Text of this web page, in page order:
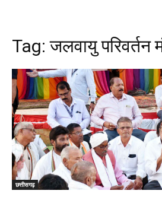
Tag:जलवायु परिवर्तन
छत्तीसगढ़